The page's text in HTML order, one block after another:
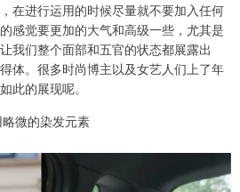
在进行运用的时候尽量就不要加入任何
感觉要更加的大气和高级一些，尤其是
我们整个面部和五官的状态都展露出
体。很多时尚博主以及女艺人们上了年
此的展现呢。
微的染发元素